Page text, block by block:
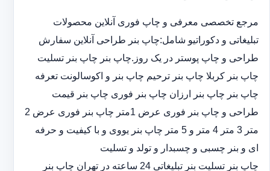
مرجع تخصصی معرفی و چاپ فوری آنلاین محصولات
تبلیغاتی و دکوراتیو شامل:چاپ بنر طراحی آنلاین سفارش
طراحی و چاپ پوستر در یک روز.چاپ بنر چاپ بنر تسلیت
چاپ بنر کربلا چاپ بنر ترحیم چاپ بنر و اکوسالونت تعرفه
چاپ بنر چاپ بنر ارزان چاپ بنر فوری چاپ بنر قیمت
طراحی و چاپ بنر فوری عرض 1متر چاپ بنر فوری عرض 2
متر 3 متر 4 متر و 5 متر چاپ بنر یووی و با کیفیت و حرفه
ای و بنر چسبی و چسبدار و تولد و تسلیت
چاپ بنر تسلیت بنر تبلیغاتی 24 ساعته در تهران چاپ بنر